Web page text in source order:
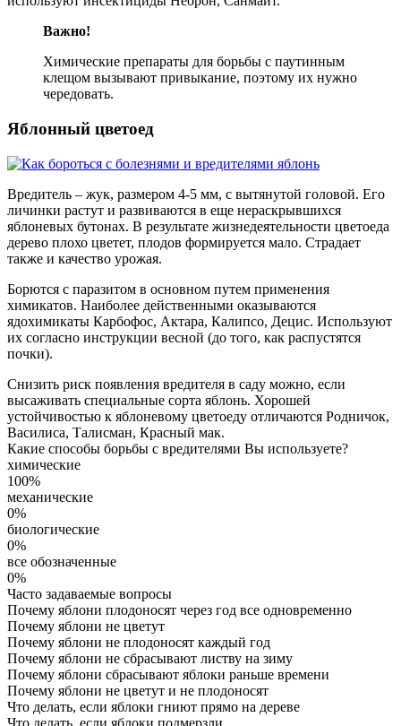
Важно!
Химические препараты для борьбы с паутинным
клещом вызывают привыкание, поэтому их нужно
чередовать.
Яблонный цветоед
Вредитель – жук, размером 4-5 мм, с вытянутой головой. Его
личинки растут и развиваются в еще нераскрывшихся
яблоневых бутонах. В результате жизнедеятельности цветоеда
дерево плохо цветет, плодов формируется мало. Страдает
также и качество урожая.
Борются с паразитом в основном путем применения
химикатов. Наиболее действенными оказываются
ядохимикаты Карбофос, Актара, Калипсо, Децис. Используют
их согласно инструкции весной (до того, как распустятся
почки).
Снизить риск появления вредителя в саду можно, если
высаживать специальные сорта яблонь. Хорошей
устойчивостью к яблоневому цветоеду отличаются Родничок,
Василиса, Талисман, Красный мак.
Какие способы борьбы с вредителями Вы используете?
химические
100%
механические
0%
биологические
0%
все обозначенные
0%
Часто задаваемые вопросы
Почему яблони плодоносят через год все одновременно
Почему яблони не цветут
Почему яблони не плодоносят каждый год
Почему яблони не сбрасывают листву на зиму
Почему яблони сбрасывают яблоки раньше времени
Почему яблони не цветут и не плодоносят
Что делать, если яблоки гниют прямо на дереве
Что делать, если яблоки подмерзли